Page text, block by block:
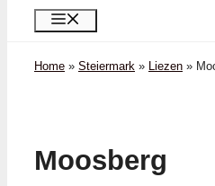
Home » Steiermark » Liezen »
Moosberg